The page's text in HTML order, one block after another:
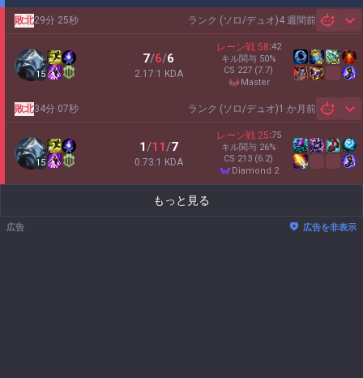
ランク (ソロ/デュオ)4 週間前
敗北29分 25秒
15
7/6/6
2.17:1 KDA
レーン戦 58:42
キル関与 50%
CS 227 (7.7)
master
ランク (ソロ/デュオ)1 か月前
敗北34分 07秒
15
1/11/7
0.73:1 KDA
レーン戦 25:75
キル関与 26%
CS 213 (6.2)
diamond 2
もっと見る
広告 広告を非表示